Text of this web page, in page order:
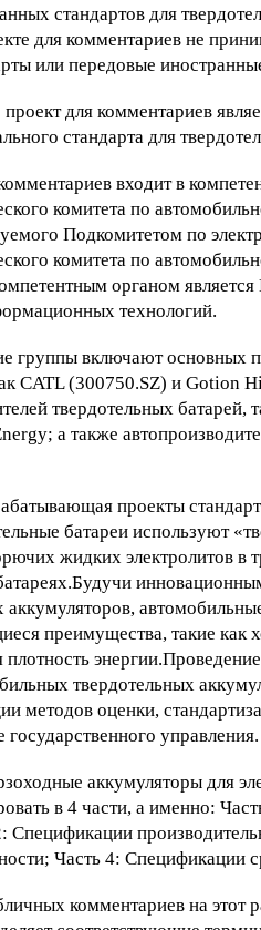
стандартов для
для комментариев не
или передовые
проект для комментариев
стандарта для
входит в
комитета по
Подкомитетом по
комитета по
органом
технологий.
группы включают основных
CATL (300750.SZ) и Gotion
твердотельных батарей,
а также
проекты
батареи используют
жидких электролитов в
преимущества, такие как
плотность
твердотельных
методов оценки,
управления.
аккумуляторы для
в 4 части, а именно:
Спецификации
Часть 4: Спецификации
комментариев на этот